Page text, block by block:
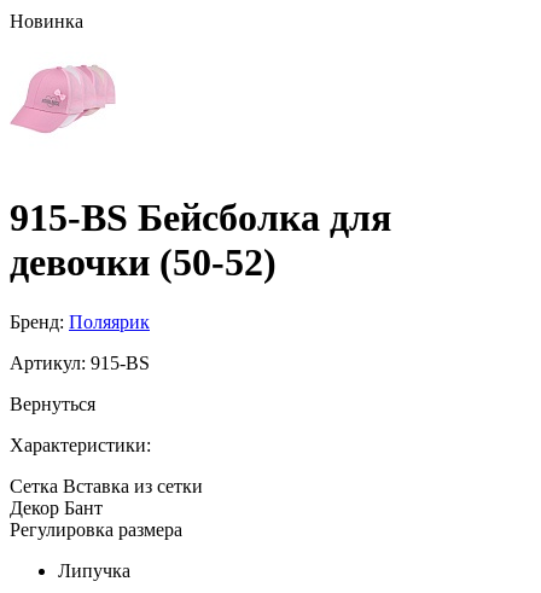
Новинка
915-BS Бейсболка для
девочки (50-52)
Бренд: Поляярик
Артикул: 915-BS
Вернуться
Характеристики:
Сетка Вставка из сетки
Декор Бант
Регулировка размера
Липучка